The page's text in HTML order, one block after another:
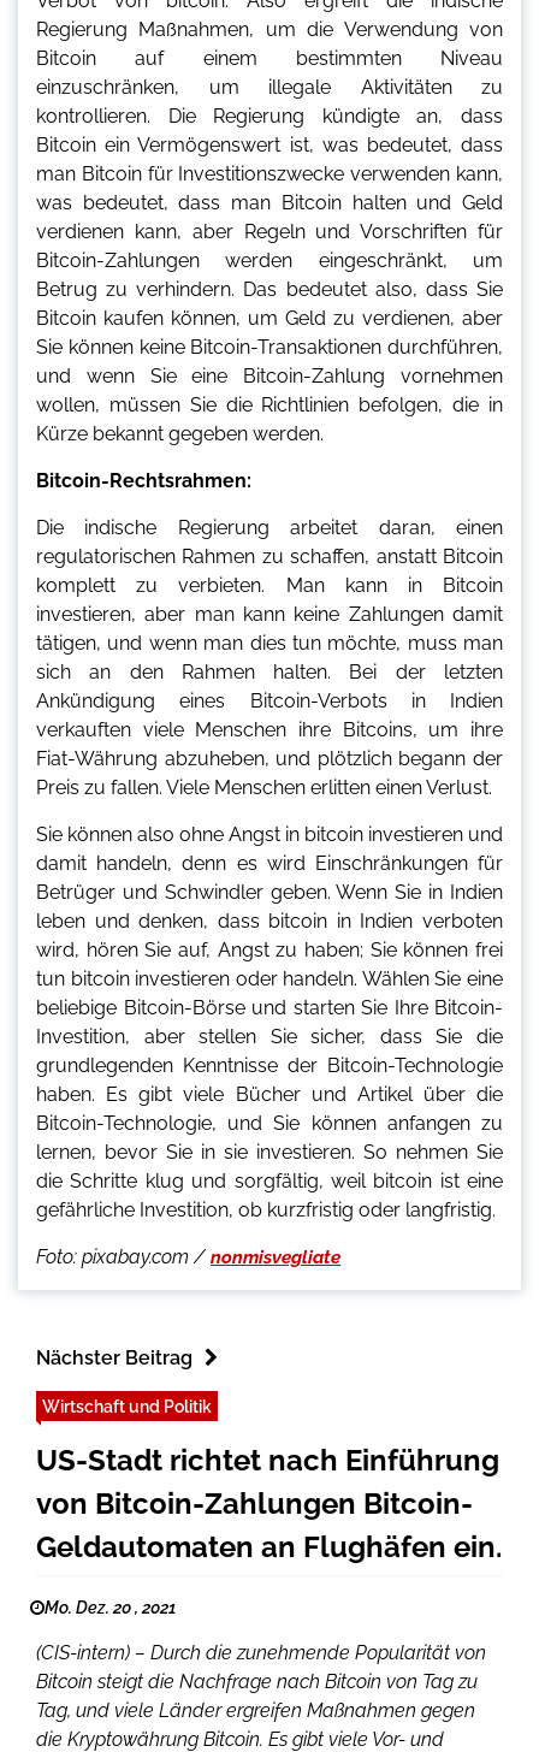
Regierung Maßnahmen, um die Verwendung von
Bitcoin auf einem bestimmten Niveau
einzuschränken, um illegale Aktivitäten zu
kontrollieren. Die Regierung kündigte an, dass
Bitcoin ein Vermögenswert ist, was bedeutet, dass
man Bitcoin für Investitionszwecke verwenden kann,
was bedeutet, dass man Bitcoin halten und Geld
verdienen kann, aber Regeln und Vorschriften für
Bitcoin-Zahlungen werden eingeschränkt, um
Betrug zu verhindern. Das bedeutet also, dass Sie
Bitcoin kaufen können, um Geld zu verdienen, aber
Sie können keine Bitcoin-Transaktionen durchführen,
und wenn Sie eine Bitcoin-Zahlung vornehmen
wollen, müssen Sie die Richtlinien befolgen, die in
Kürze bekannt gegeben werden.
Bitcoin-Rechtsrahmen:
Die indische Regierung arbeitet daran, einen
regulatorischen Rahmen zu schaffen, anstatt Bitcoin
komplett zu verbieten. Man kann in Bitcoin
investieren, aber man kann keine Zahlungen damit
tätigen, und wenn man dies tun möchte, muss man
sich an den Rahmen halten. Bei der letzten
Ankündigung eines Bitcoin-Verbots in Indien
verkauften viele Menschen ihre Bitcoins, um ihre
Fiat-Währung abzuheben, und plötzlich begann der
Preis zu fallen. Viele Menschen erlitten einen Verlust.
Sie können also ohne Angst in bitcoin investieren und
damit handeln, denn es wird Einschränkungen für
Betrüger und Schwindler geben. Wenn Sie in Indien
leben und denken, dass bitcoin in Indien verboten
wird, hören Sie auf, Angst zu haben; Sie können frei
tun bitcoin investieren oder handeln. Wählen Sie eine
beliebige Bitcoin-Börse und starten Sie Ihre Bitcoin-
Investition, aber stellen Sie sicher, dass Sie die
grundlegenden Kenntnisse der Bitcoin-Technologie
haben. Es gibt viele Bücher und Artikel über die
Bitcoin-Technologie, und Sie können anfangen zu
lernen, bevor Sie in sie investieren. So nehmen Sie
die Schritte klug und sorgfältig, weil bitcoin ist eine
gefährliche Investition, ob kurzfristig oder langfristig.
Foto: pixabay.com /nonmisvegliate
Nächster Beitrag
Wirtschaft und Politik
US-Stadt richtet nach Einführung
von Bitcoin-Zahlungen Bitcoin-
Geldautomaten an Flughäfen ein.
Mo. Dez. 20 , 2021
(CIS-intern) – Durch die zunehmende Popularität von
Bitcoin steigt die Nachfrage nach Bitcoin von Tag zu
Tag, und viele Länder ergreifen Maßnahmen gegen
die Kryptowährung Bitcoin. Es gibt viele Vor- und